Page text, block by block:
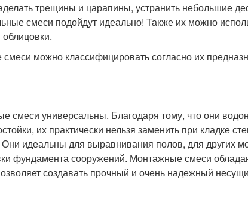
трещины и царапины, устранить небольшие
смеси подойдут идеально! Также их можно
смеси можно классифицировать согласно их
смеси универсальны. Благодаря тому, что они
их практически нельзя заменить при кладке
Они идеальны для выравнивания полов, для других
фундамента сооружений. Монтажные смеси
создавать прочный и очень надежный